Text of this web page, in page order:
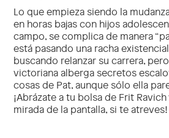
Lo que empieza siendo la
en horas bajas con hijos
campo, se complica de manera
está pasando una racha
buscando relanzar su carrera,
victoriana alberga secretos
cosas de Pat, aunque sólo ella
¡Abrázate a tu bolsa de Frit
mirada de la pantalla, si te atreves!